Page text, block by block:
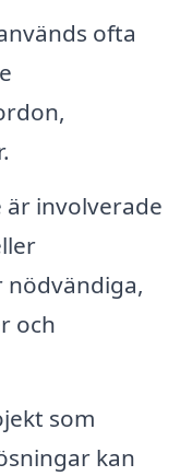
ofta
är involverade
och
som
kan